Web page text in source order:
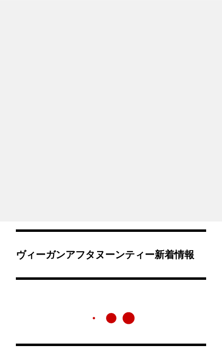
ヴィーガンアフタヌーンティー新着情報